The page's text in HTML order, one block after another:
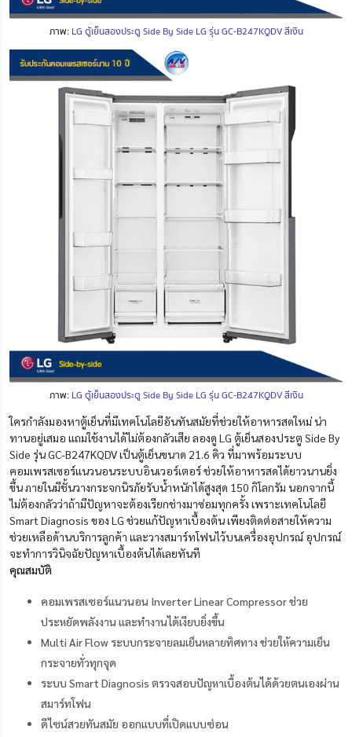
ภาพ: LG ตู้เย็นสองประตู Side By Side LG รุ่น GC-B247KQDV สีเงิน
ภาพ: LG ตู้เย็นสองประตู Side By Side LG รุ่น GC-B247KQDV สีเงิน
ใครกำลังมองหาตู้เย็นที่มีเทคโนโลยีอันทันสมัยที่ช่วยให้อาหารสดใหม่ น่า
ทานอยู่เสมอ แถมใช้งานได้ไม่ต้องกลัวเสีย ลองดู LG ตู้เย็นสองประตู Side By
Side รุ่น GC-B247KQDV เป็นตู้เย็นขนาด 21.6 คิว ที่มาพร้อมระบบ
คอมเพรสเซอร์แนวนอนระบบอินเวอร์เตอร์ ช่วยให้อาหารสดได้ยาวนานยิ่ง
ขึ้น ภายในมีชั้นวางกระจกนิรภัยรับน้ำหนักได้สูงสุด 150 กิโลกรัม นอกจากนี้
ไม่ต้องกลัวว่าถ้ามีปัญหาจะต้องเรียกช่างมาซ่อมทุกครั้ง เพราะเทคโนโลยี
Smart Diagnosis ของ LG ช่วยแก้ปัญหาเบื้องต้น เพียงติดต่อสายให้ความ
ช่วยเหลือด้านบริการลูกค้า และวางสมาร์ทโฟนไว้บนเครื่องอุปกรณ์ อุปกรณ์
จะทำการวินิจฉัยปัญหาเบื้องต้นได้เลยทันที
คุณสมบัติ
คอมเพรสเซอร์แนวนอน Inverter Linear Compressor ช่วย
ประหยัดพลังงาน และทำงานได้เงียบยิ่งขึ้น
Multi Air Flow ระบบกระจายลมเย็นหลายทิศทาง ช่วยให้ความเย็น
กระจายทั่วทุกจุด
ระบบ Smart Diagnosis ตรวจสอบปัญหาเบื้องต้นได้ด้วยตนเองผ่าน
สมาร์ทโฟน
ดีไซน์สวยทันสมัย ออกแบบที่เปิดแบบซ่อน